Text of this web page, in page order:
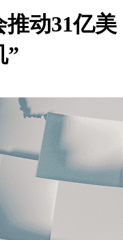
推动31亿美
”